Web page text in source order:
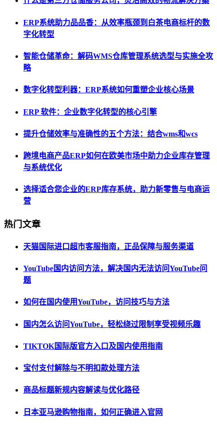
ERP系统助力品品香：从效率瓶颈到白茶电商标杆的数
字化转型
智能仓储革命：解码WMS仓库管理系统选型与实施全攻
略
数字化转型利器：ERP系统如何重塑企业核心场景
ERP 软件：企业数字化转型的核心引擎
提升仓储效率与准确性的五个方法：结合wms和wcs
跨境电商产品ERP如何在欧美市场中助力企业库存管理
与系统优化
选择适合您企业的ERP库存系统，助力新零售与电商运
营
热门文章
天猫国际进口超市客服指南，正品保障与服务渠道
YouTube国内访问方法，解决国内无法访问YouTube问
题
如何在国内使用YouTube，访问技巧与方法
国内怎么访问YouTube，轻松绕过限制享受视频乐趣
TIKTOK国际版官方入口及国内使用指南
宝付支付解除与不明扣款处理方法
商品标题新规内容解读与优化路径
日本亚马逊购物指南，如何正确进入官网